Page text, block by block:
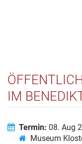
IM
Termin: 08. Aug
Museum